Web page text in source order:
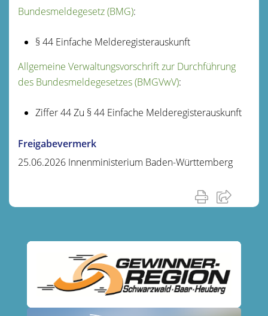
Bundesmeldegesetz (BMG):
§ 44 Einfache Melderegisterauskunft
Allgemeine Verwaltungsvorschrift zur Durchführung
des Bundesmeldegesetzes (BMGVwV):
Ziffer 44 Zu § 44 Einfache Melderegisterauskunft
Freigabevermerk
25.06.2026 Innenministerium Baden-Württemberg